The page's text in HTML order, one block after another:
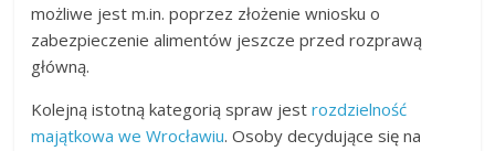
możliwe jest m.in. poprzez złożenie wniosku o
zabezpieczenie alimentów jeszcze przed rozprawą
główną.
Kolejną istotną kategorią spraw jestrozdzielność
majątkowa we Wrocławiu. Osoby decydujące się na